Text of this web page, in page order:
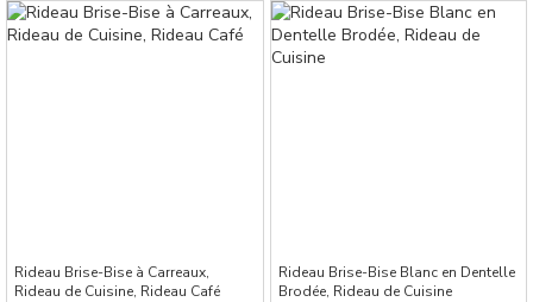
Rideau Brise-Bise à Carreaux,
Rideau de Cuisine, Rideau Café
Rideau Brise-Bise Blanc en Dentelle
Brodée, Rideau de Cuisine